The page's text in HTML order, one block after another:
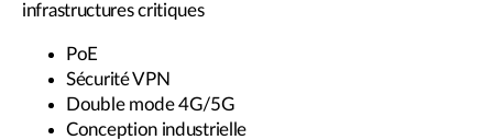
infrastructures critiques
PoE
Sécurité VPN
Double mode 4G/5G
Conception industrielle